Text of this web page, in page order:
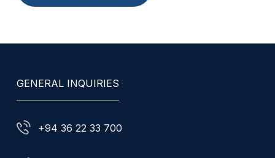
GENERAL INQUIRIES
+94 36 22 33 700